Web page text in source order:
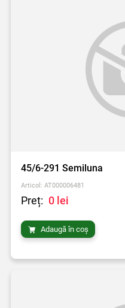
45/6-291 Semiluna
Articol: AT000006481
Preț: 0 lei
Adaugă în coș